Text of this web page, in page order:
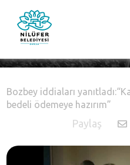
Bozbey iddiaları
bedeli ödemeye hazırım”
Paylaş